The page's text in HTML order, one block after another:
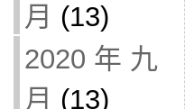
月 (13)
2020 年 九
月 (13)